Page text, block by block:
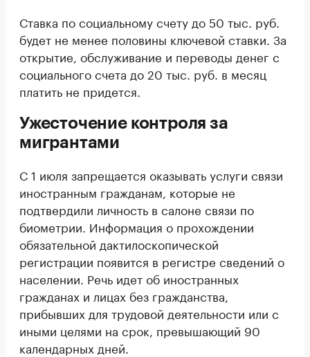
Ставка по социальному счету до 50 тыс. руб.
будет не менее половины ключевой ставки. За
открытие, обслуживание и переводы денег с
социального счета до 20 тыс. руб. в месяц
платить не придется.
Ужесточение контроля за
мигрантами
С 1 июля запрещается оказывать услуги связи
иностранным гражданам, которые не
подтвердили личность в салоне связи по
биометрии. Информация о прохождении
обязательной дактилоскопической
регистрации появится в регистре сведений о
населении. Речь идет об иностранных
гражданах и лицах без гражданства,
прибывших для трудовой деятельности или с
иными целями на срок, превышающий 90
календарных дней.